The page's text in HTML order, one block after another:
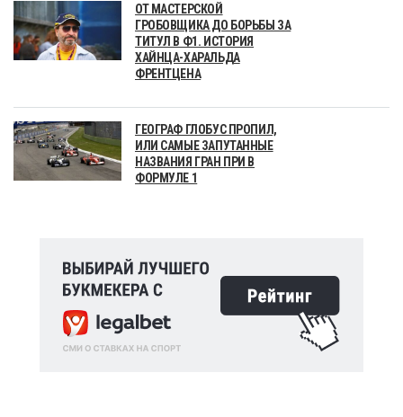
ОТ МАСТЕРСКОЙ
ГРОБОВЩИКА ДО БОРЬБЫ ЗА
ТИТУЛ В Ф1. ИСТОРИЯ
ХАЙНЦА-ХАРАЛЬДА
ФРЕНТЦЕНА
ГЕОГРАФ ГЛОБУС ПРОПИЛ,
ИЛИ САМЫЕ ЗАПУТАННЫЕ
НАЗВАНИЯ ГРАН ПРИ В
ФОРМУЛЕ 1